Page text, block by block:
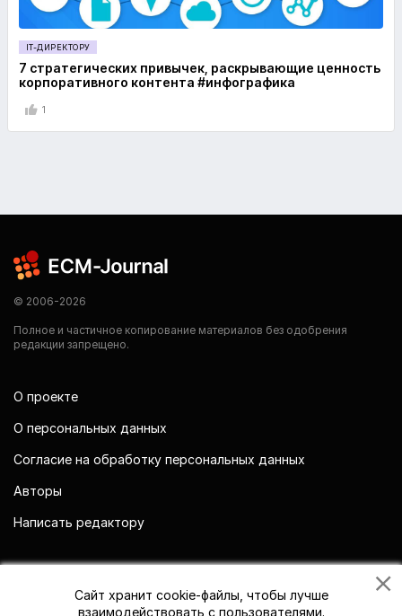
IT-ДИРЕКТОРУ
7 стратегических привычек, раскрывающие ценность
корпоративного контента #инфографика
1
© 2006-2026
Полное и частичное копирование материалов без одобрения
редакции запрещено.
О проекте
О персональных данных
Согласие на обработку персональных данных
Авторы
Написать редактору
Сайт хранит cookie-файлы, чтобы лучше
взаимодействовать с пользователями.